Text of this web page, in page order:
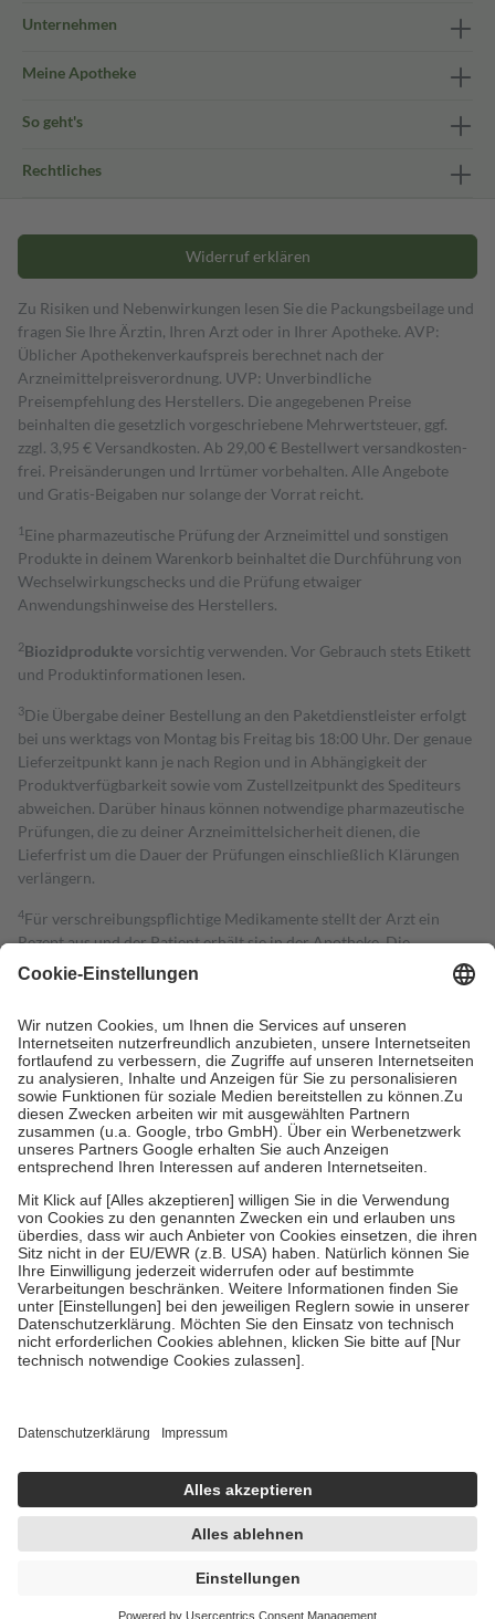
Unternehmen
Meine Apotheke
So geht's
Rechtliches
Widerruf erklären
Zu Risiken und Nebenwirkungen lesen Sie die Packungsbeilage und
fragen Sie Ihre Ärztin, Ihren Arzt oder in Ihrer Apotheke. AVP:
Üblicher Apothekenverkaufspreis berechnet nach der
Arzneimittelpreisverordnung. UVP: Unverbindliche
Preisempfehlung des Herstellers. Die angegebenen Preise
beinhalten die gesetzlich vorgeschriebene Mehrwertsteuer, ggf.
zzgl. 3,95 € Versandkosten. Ab 29,00 € Bestell­wert versand­kosten­
frei. Preisänderungen und Irrtümer vorbehalten. Alle Angebote
und Gratis-Beigaben nur solange der Vorrat reicht.
1 Eine pharmazeutische Prüfung der Arzneimittel und sonstigen
Produkte in deinem Warenkorb beinhaltet die Durchführung von
Wechselwirkungschecks und die Prüfung etwaiger
Anwendungshinweise des Herstellers.
2Biozidproduktevorsichtig verwenden. Vor Gebrauch stets Etikett
und Produktinformationen lesen.
3Die Übergabe deiner Bestellung an den Paketdienstleister erfolgt
bei uns werktags von Montag bis Freitag bis 18:00 Uhr. Der genaue
Lieferzeitpunkt kann je nach Region und in Abhängigkeit der
Produktverfügbarkeit sowie vom Zustellzeitpunkt des Spediteurs
abweichen. Darüber hinaus können notwendige pharmazeutische
Prüfungen, die zu deiner Arzneimittelsicherheit dienen, die
Lieferfrist um die Dauer der Prüfungen einschließlich Klärungen
verlängern.
4Für verschreibungspflichtige Medikamente stellt der Arzt ein
Rezept aus und der Patient erhält sie in der Apotheke. Die
gesetzliche Krankenversicherung übernimmt in der Regel die
Kosten dafür, der Versicherte trägt einen Teil davon als Zuzahlung
Grundsätzlich leisten Mitglieder Zuzahlungen in Höhe von zehn
Prozent des Abgabepreises,mindestens jedochfünf Euround
höchstens zehn Euro.Es sind jedoch nie mehr als die tatsächlichen
Kosten der Leistung zu entrichten.
Diese Regeln gelten grundsätzlich auch für Online-Apotheken.
Bei Heilmitteln und häuslicher Krankenpflege beträgt die
Zuzahlung zehn Prozent der Kosten sowie zehn Euro je
Verordnung.
Um das Engagement der Versicherten für ihre eigene Gesundheit zu
stärken und die besondere Stellung der Familie zu unterstützen,
fallenkeine Zuzahlungenan bei:
• Kindern und Jugendlichen bis zum vollendeten 18. Lebensjahr
mit Ausnahme der Fahrkosten
• Untersuchungen zur Vorsorge und Früherkennung, die von der
GKV getragen werden
Einholung von Bewertungen. Trusted Shops hat Maßnahmen
getroffen, um sicherzustellen, dass es sich um echte Bewertungen
handelt. Mehr Informationen findest du hier:
https://help.etrusted.com/hc/de/articles/4419944605341